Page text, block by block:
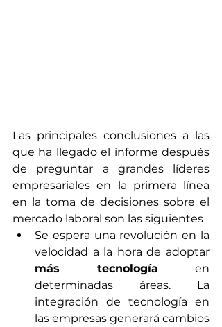
Las principales conclusiones a las
que ha llegado el informe después
de preguntar a grandes líderes
empresariales en la primera línea
en la toma de decisiones sobre el
mercado laboral son las siguientes
Se espera una revolución en la
más tecnología en
determinadas áreas. La
integración de tecnología en
las empresas generará cambios